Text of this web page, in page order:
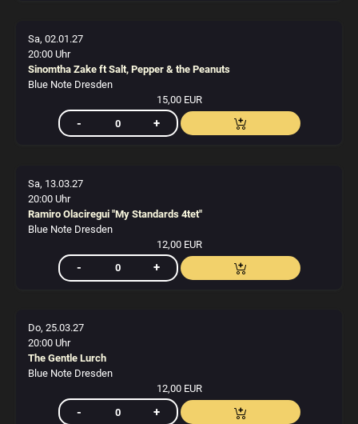
Sa, 02.01.27
20:00 Uhr
Sinomtha Zake ft Salt, Pepper & the Peanuts
Blue Note Dresden
15,00 EUR
Sa, 13.03.27
20:00 Uhr
Ramiro Olaciregui "My Standards 4tet"
Blue Note Dresden
12,00 EUR
Do, 25.03.27
20:00 Uhr
The Gentle Lurch
Blue Note Dresden
12,00 EUR